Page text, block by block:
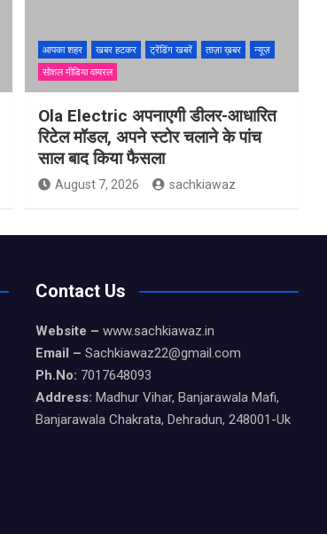
आपका शहर खबर हटकर ट्रेंडिंग खबरें ताज़ा ख़बर
न्यूज़
सोशल मीडिया वायरल
Ola Electric अपनाएगी डीलर-आधारित
रिटेल मॉडल, अपने स्टोर चलाने के पांच
साल बाद किया फैसला
August 7, 2026 sachkiawaz
Contact Us
Website – www.sachkiawaz.in
Email – Sachkiawaz22@gmail.com
Ph.No: 7017648093
Address: Madhur Vihar, Banjarawala Mafi,
Banjarawala Chakrata, Dehradun, 248001-Uk